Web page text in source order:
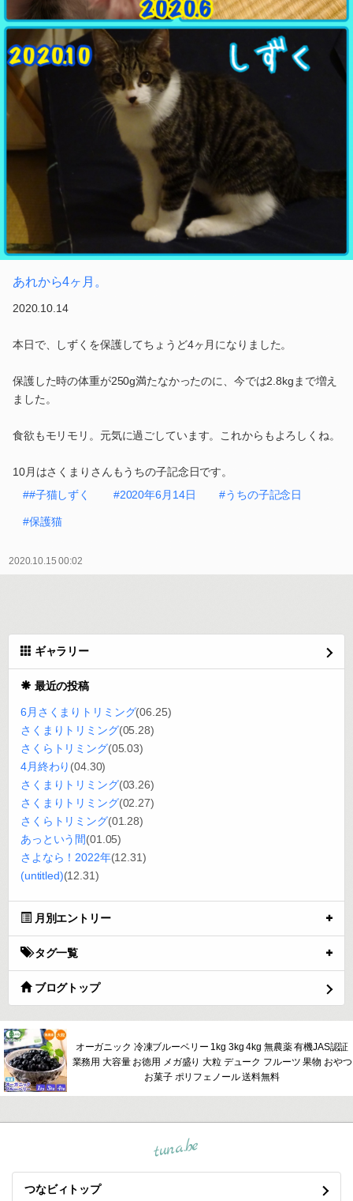
あれから4ヶ月。
2020.10.14
本日で、しずくを保護してちょうど4ヶ月になりました。
保護した時の体重が250g満たなかったのに、今では2.8kgまで増え
ました。
食欲もモリモリ。元気に過ごしています。これからもよろしくね。
10月はさくまりさんもうちの子記念日です。
##子猫しずく
#2020年6月14日 #うちの子記念日
#保護猫
2020.10.15 00:02
ギャラリー
最近の投稿
6月さくまりトリミング(06.25)
さくまりトリミング(05.28)
さくらトリミング(05.03)
4月終わり (04.30)
さくまりトリミング(03.26)
さくまりトリミング(02.27)
さくらトリミング(01.28)
あっという間(01.05)
さよなら！2022年(12.31)
(untitled)(12.31)
月別エントリー
タグ一覧
ブログトップ
オーガニック 冷凍ブルーベリー 1kg 3kg 4kg 無農薬 有機JAS認証
業務用 大容量 お徳用 メガ盛り 大粒 デューク フルーツ 果物 おやつ
お菓子 ポリフェノール 送料無料
tuna.be
つなビィトップ